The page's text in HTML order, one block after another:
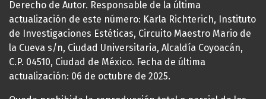
Derecho de Autor. Responsable de la última
actualización de este número: Karla Richterich, Instituto
de Investigaciones Estéticas, Circuito Maestro Mario de
la Cueva s/n, Ciudad Universitaria, Alcaldía Coyoacán,
C.P. 04510, Ciudad de México. Fecha de última
actualización: 06 de octubre de 2025.